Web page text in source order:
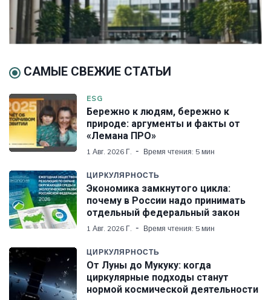
САМЫЕ СВЕЖИЕ СТАТЬИ
ESG
Бережно к людям, бережно к
природе: аргументы и факты от
«Лемана ПРО»
1 Авг. 2026 Г. Время чтения: 5 мин
ЦИРКУЛЯРНОСТЬ
Экономика замкнутого цикла:
почему в России надо принимать
отдельный федеральный закон
1 Авг. 2026 Г. Время чтения: 5 мин
ЦИРКУЛЯРНОСТЬ
От Луны до Мукуку: когда
циркулярные подходы станут
нормой космической деятельности